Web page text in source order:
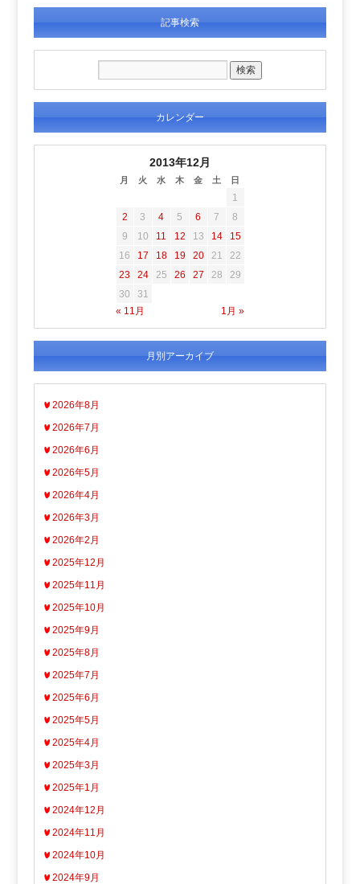
記事検索
カレンダー
2013年12月
月 火 水 木 金 土 日
« 11月 1月 »
1
2
3 4 5 6 7
8
9
10 11 12 13 14
15
16
17 18 19 20 21
22
23
24 25 26 27 28
29
30
31
月別アーカイブ
2026年8月
2026年7月
2026年6月
2026年5月
2026年4月
2026年3月
2026年2月
2025年12月
2025年11月
2025年10月
2025年9月
2025年8月
2025年7月
2025年6月
2025年5月
2025年4月
2025年3月
2025年1月
2024年12月
2024年11月
2024年10月
2024年9月